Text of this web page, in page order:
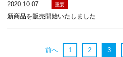
2020.10.07 重要
新商品を販売開始いたしました
前へ 1 2 3